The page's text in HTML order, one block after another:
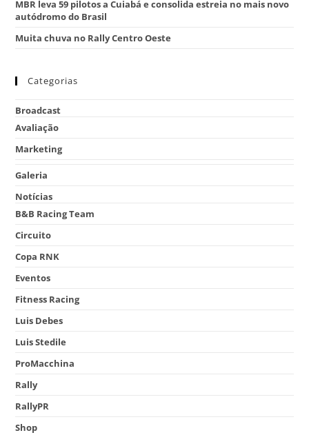
MBR leva 59 pilotos a Cuiabá e consolida estreia no mais novo
autódromo do Brasil
Muita chuva no Rally Centro Oeste
Categorias
Broadcast
Avaliação
Marketing
Galeria
Notícias
B&B Racing Team
Circuito
Copa RNK
Eventos
Fitness Racing
Luis Debes
Luis Stedile
ProMacchina
Rally
RallyPR
Shop